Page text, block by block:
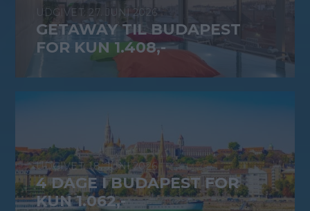
27. JUNI 2026
GETAWAY TIL BUDAPEST
FOR KUN 1.408,-
18. JUNI 2026
4 DAGE I BUDAPEST FOR
KUN 1.062,-